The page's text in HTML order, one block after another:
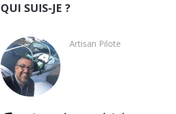
QUI SUIS-JE ?
Artisan Pilote